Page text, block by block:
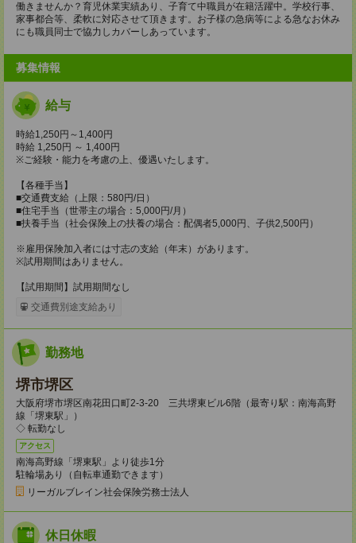
働きませんか？育児休業実績あり、子育て中職員が在籍活躍中。学校行事、
家事都合等、柔軟に対応させて頂きます。お子様の急病等による急なお休み
にも職員同士で協力しカバーしあっています。
募集情報
給与
時給1,250円～1,400円
時給 1,250円 ～ 1,400円
※ご経験・能力を考慮の上、優遇いたします。
【各種手当】
■交通費支給（上限：580円/日）
■住宅手当（世帯主の場合：5,000円/月）
■扶養手当（社会保険上の扶養の場合：配偶者5,000円、子供2,500円）
※雇用保険加入者には寸志の支給（年末）があります。
※試用期間はありません。
【試用期間】試用期間なし
交通費別途支給あり
勤務地
堺市堺区
大阪府堺市堺区南花田口町2-3-20 三共堺東ビル6階（最寄り駅：南海高野
線「堺東駅」）
◇ 転勤なし
アクセス
南海高野線「堺東駅」より徒歩1分
駐輪場あり（自転車通勤できます）
リーガルブレイン社会保険労務士法人
休日休暇